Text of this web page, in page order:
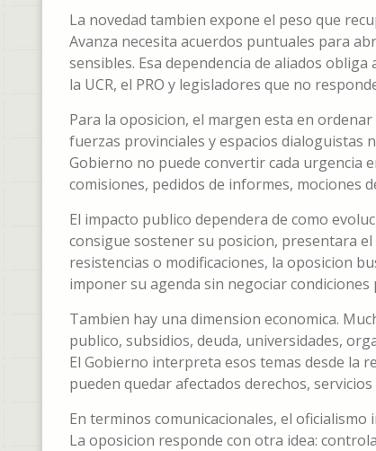
La novedad tambien expone el peso que
Avanza necesita acuerdos puntuales para
sensibles. Esa dependencia de aliados
la UCR, el PRO y legisladores que no
Para la oposicion, el margen esta en
fuerzas provinciales y espacios dialoguistas
Gobierno no puede convertir cada urgencia
comisiones, pedidos de informes, mociones
El impacto publico dependera de como
consigue sostener su posicion, presentara
resistencias o modificaciones, la oposicion
imponer su agenda sin negociar condiciones
Tambien hay una dimension economica.
publico, subsidios, deuda, universidades,
El Gobierno interpreta esos temas desde la
pueden quedar afectados derechos,
En terminos comunicacionales, el
La oposicion responde con otra idea: